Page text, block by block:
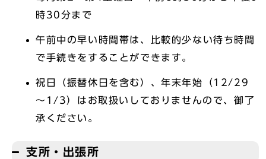
時30分まで
午前中の早い時間帯は、比較的少ない待ち時間
で手続きをすることができます。
祝日（振替休日を含む）、年末年始（12/29
～1/3）はお取扱いしておりませんので、御了
承ください。
支所・出張所